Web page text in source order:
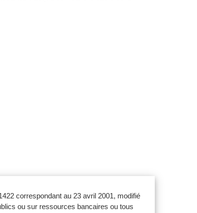
correspondant au 23 avril 2001, modifié
ou sur ressources bancaires ou tous